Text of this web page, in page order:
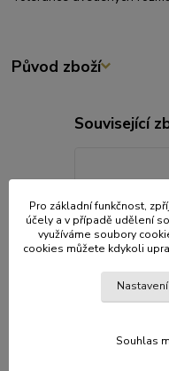
Původ zboží
Související
Pro základní funkčnost,
účely a v případě udělení
využíváme soubory
cookies můžete kdykoli
Nastavení
Souhlas